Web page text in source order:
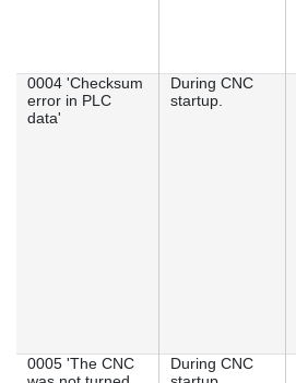
0004 'Checksum
error in PLC
data'
During CNC
startup.
0005 'The CNC
During CNC